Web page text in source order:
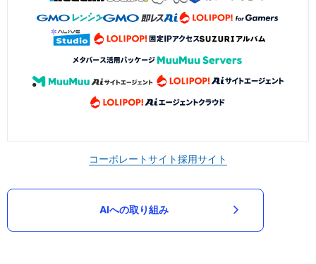
コーポレートサイト採用サイト
AIへの取り組み